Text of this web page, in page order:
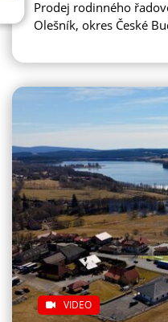
Prodej rodinného
Olešník, okres České
VIDEO